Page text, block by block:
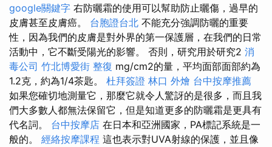
google關鍵字 右防曬霜的使用可以幫助防止曬傷，過早的
皮膚甚至皮膚癌。 台胞證台北 不能充分強調防曬的重要
性，因為我們的皮膚是對外界的第一保護層，在我們的日常
活動中，它不斷受陽光的影響。 否則，研究用於研究2 消
毒公司 竹北博愛街 整復 mg/cm2的量，平均面部面部約為
1.2克，約為1/4茶匙。 杜拜簽證 林口 外燴 台中按摩推薦
如果您確切地測量它，那麼它就令人驚訝的是很多，而且我
們大多數人都無法保留它，但是知道更多的防曬霜是更具有
代名詞。 台中按摩店 在日本和亞洲國家，PA標記系統是一
般的。 經絡按摩課程 這也表示對UVA射線的保護，並且像